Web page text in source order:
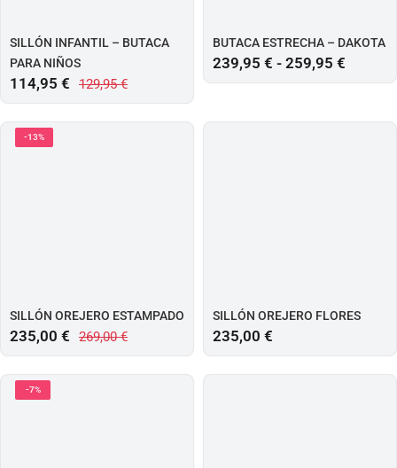
SILLÓN INFANTIL – BUTACA
PARA NIÑOS
129,95€
114,95 €
BUTACA ESTRECHA – DAKOTA
239,95 € - 259,95 €
-13%
SILLÓN OREJERO ESTAMPADO
269,00€
235,00 €
SILLÓN OREJERO FLORES
235,00 €
-7%